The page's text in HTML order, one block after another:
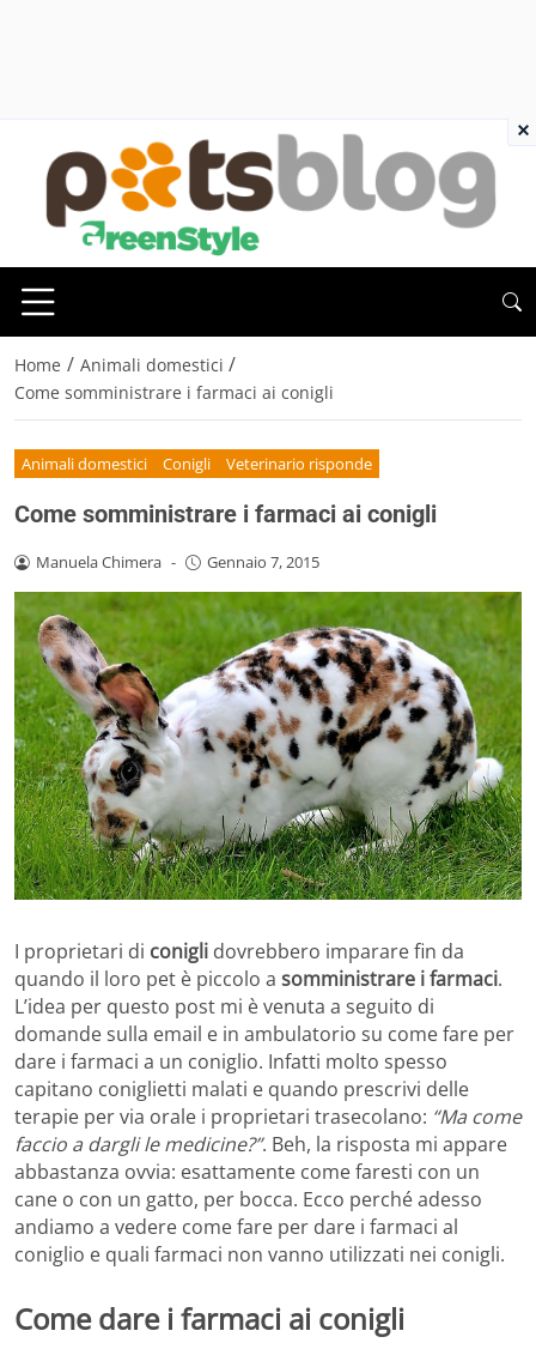
Home / Animali domestici /
Come somministrare i farmaci ai conigli
Animali domestici Conigli Veterinario risponde
Come somministrare i farmaci ai conigli
Manuela Chimera - Gennaio 7, 2015
I proprietari di conigli dovrebbero imparare fin da
quando il loro pet è piccolo a somministrare i farmaci.
L’idea per questo post mi è venuta a seguito di
domande sulla email e in ambulatorio su come fare per
dare i farmaci a un coniglio. Infatti molto spesso
capitano coniglietti malati e quando prescrivi delle
terapie per via orale i proprietari trasecolano: “Ma come
faccio a dargli le medicine?”. Beh, la risposta mi appare
abbastanza ovvia: esattamente come faresti con un
cane o con un gatto, per bocca. Ecco perché adesso
andiamo a vedere come fare per dare i farmaci al
coniglio e quali farmaci non vanno utilizzati nei conigli.
Come dare i farmaci ai conigli
×